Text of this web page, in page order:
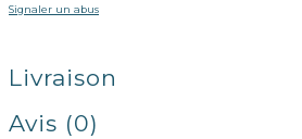
Signaler un abus
Livraison
Avis (0)